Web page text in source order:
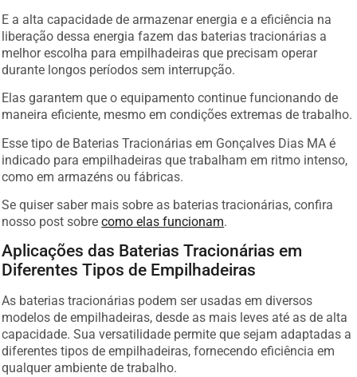
E a alta capacidade de armazenar energia e a eficiência na
liberação dessa energia fazem das baterias tracionárias a
melhor escolha para empilhadeiras que precisam operar
durante longos períodos sem interrupção.
Elas garantem que o equipamento continue funcionando de
maneira eficiente, mesmo em condições extremas de trabalho.
Esse tipo de Baterias Tracionárias em Gonçalves Dias MA é
indicado para empilhadeiras que trabalham em ritmo intenso,
como em armazéns ou fábricas.
Se quiser saber mais sobre as baterias tracionárias, confira
nosso post sobrecomo elas funcionam.
Aplicações das Baterias Tracionárias em
Diferentes Tipos de Empilhadeiras
As baterias tracionárias podem ser usadas em diversos
modelos de empilhadeiras, desde as mais leves até as de alta
capacidade. Sua versatilidade permite que sejam adaptadas a
diferentes tipos de empilhadeiras, fornecendo eficiência em
qualquer ambiente de trabalho.